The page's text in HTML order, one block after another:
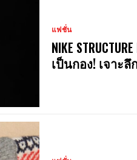
แฟชั่น
NIKE
เป็นกอง! เจาะ